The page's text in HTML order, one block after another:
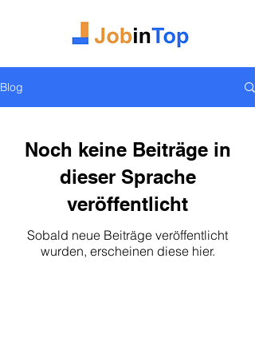
Blog
Noch keine Beiträge in
dieser Sprache
veröffentlicht
Sobald neue Beiträge veröffentlicht
wurden, erscheinen diese hier.